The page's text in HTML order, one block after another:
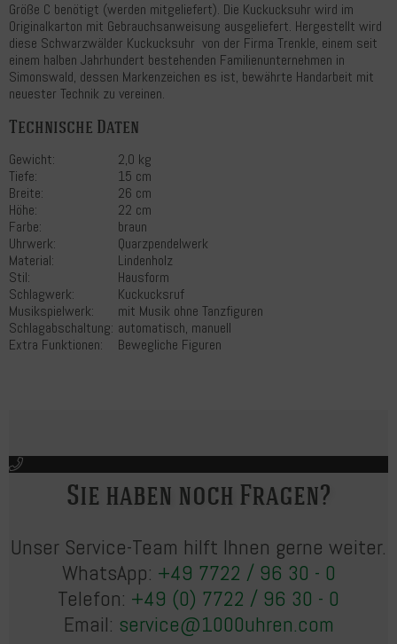
Größe C benötigt (werden mitgeliefert). Die Kuckucksuhr wird im
Originalkarton mit Gebrauchsanweisung ausgeliefert. Hergestellt wird
diese Schwarzwälder Kuckucksuhr von der Firma Trenkle, einem seit
einem halben Jahrhundert bestehenden Familienunternehmen in
Simonswald, dessen Markenzeichen es ist, bewährte Handarbeit mit
neuester Technik zu vereinen.
Technische Daten
Gewicht:
2,0 kg
Tiefe:
15 cm
Breite:
26 cm
Höhe:
22 cm
Farbe:
braun
Uhrwerk:
Quarzpendelwerk
Material:
Lindenholz
Stil:
Hausform
Schlagwerk:
Kuckucksruf
Musikspielwerk:
mit Musik ohne Tanzfiguren
Schlagabschaltung: automatisch, manuell
Extra Funktionen:
Bewegliche Figuren
Sie haben noch Fragen?
Unser Service-Team hilft Ihnen gerne weiter.
WhatsApp: +49 7722 / 96 30 - 0
Telefon: +49 (0) 7722 / 96 30 - 0
Email: service@1000uhren.com